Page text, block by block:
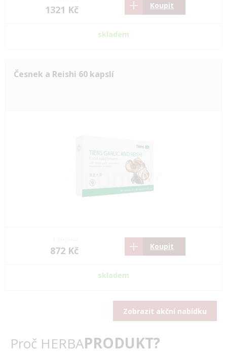
1321 Kč Koupit
skladem
Česnek a Reishi 60 kapslí
872 Kč Koupit
skladem
Zobrazit akční nabídku
Proč HERBAPRODUKT?